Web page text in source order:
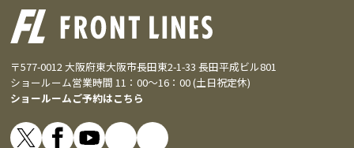
〒577-0012 大阪府東大阪市長田東2-1-33 長田平成ビル801
ショールーム営業時間 11：00～16：00 (土日祝定休)
ショールームご予約はこちら